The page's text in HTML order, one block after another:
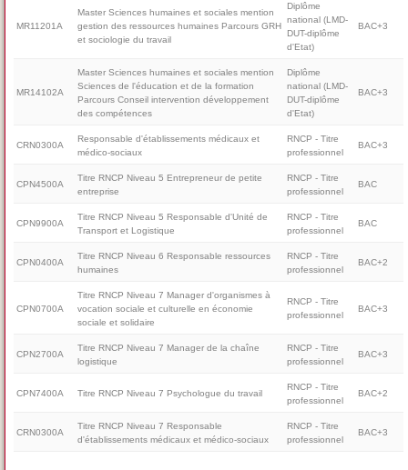
MR11201A
Master Sciences humaines et sociales mention
gestion des ressources humaines Parcours GRH
et sociologie du travail
Diplôme
national (LMD-
DUT-diplôme
d'Etat)
BAC+3
MR14102A
Master Sciences humaines et sociales mention
Sciences de l'éducation et de la formation
Parcours Conseil intervention développement
des compétences
Diplôme
national (LMD-
DUT-diplôme
d'Etat)
BAC+3
CRN0300A
Responsable d'établissements médicaux et
médico-sociaux
RNCP - Titre
professionnel
BAC+3
CPN4500A
Titre RNCP Niveau 5 Entrepreneur de petite
entreprise
RNCP - Titre
professionnel
BAC
CPN9900A
Titre RNCP Niveau 5 Responsable d'Unité de
Transport et Logistique
RNCP - Titre
professionnel
BAC
CPN0400A
Titre RNCP Niveau 6 Responsable ressources
humaines
RNCP - Titre
professionnel
BAC+2
CPN0700A
Titre RNCP Niveau 7 Manager d'organismes à
vocation sociale et culturelle en économie
sociale et solidaire
RNCP - Titre
professionnel
BAC+3
CPN2700A
Titre RNCP Niveau 7 Manager de la chaîne
logistique
RNCP - Titre
professionnel
BAC+3
CPN7400A Titre RNCP Niveau 7 Psychologue du travail
RNCP - Titre
professionnel
BAC+2
CRN0300A
Titre RNCP Niveau 7 Responsable
d'établissements médicaux et médico-sociaux
RNCP - Titre
professionnel
BAC+3